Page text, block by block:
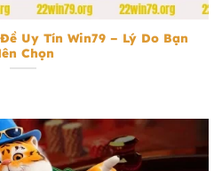
Uy Tín Win79 – Lý Do Bạn
Chọn